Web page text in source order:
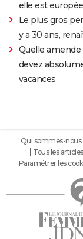
elle est
Le plus gros
y a 30 ans,
Quelle amende
devez
vacances
Qui sommes-nous
Tous les articles
Paramétrer les